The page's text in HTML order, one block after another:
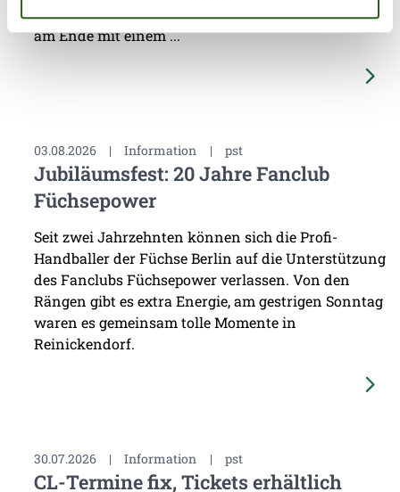
Füchse Berlin einen packenden Schlagabtausch, der
am Ende mit einem ...
03.08.2026 | Information | pst
Jubiläumsfest: 20 Jahre Fanclub
Füchsepower
Seit zwei Jahrzehnten können sich die Profi-
Handballer der Füchse Berlin auf die Unterstützung
des Fanclubs Füchsepower verlassen. Von den
Rängen gibt es extra Energie, am gestrigen Sonntag
waren es gemeinsam tolle Momente in
Reinickendorf.
30.07.2026 | Information | pst
CL-Termine fix, Tickets erhältlich